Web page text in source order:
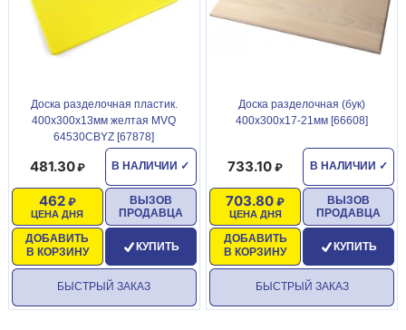
Доска разделочная пластик.
400х300х13мм желтая MVQ
64530CBYZ [67878]
В НАЛИЧИИ ✓
481.30
ЦЕНА ДНЯ
462
ДОБАВИТЬ
В КОРЗИНУ
ВЫЗОВ
ПРОДАВЦА
КУПИТЬ
БЫСТРЫЙ ЗАКАЗ
Доска разделочная (бук)
400х300х17-21мм [66608]
В НАЛИЧИИ ✓
733.10
ЦЕНА ДНЯ
703.80
ДОБАВИТЬ
В КОРЗИНУ
ВЫЗОВ
ПРОДАВЦА
КУПИТЬ
БЫСТРЫЙ ЗАКАЗ